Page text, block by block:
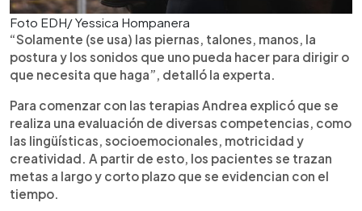
Foto EDH/ Yessica Hompanera
“Solamente (se usa) las piernas, talones, manos, la
postura y los sonidos que uno pueda hacer para dirigir o
que necesita que haga”, detalló la experta.
Para comenzar con las terapias Andrea explicó que se
realiza una evaluación de diversas competencias, como
las lingüísticas, socioemocionales, motricidad y
creatividad. A partir de esto, los pacientes se trazan
metas a largo y corto plazo que se evidencian con el
tiempo.